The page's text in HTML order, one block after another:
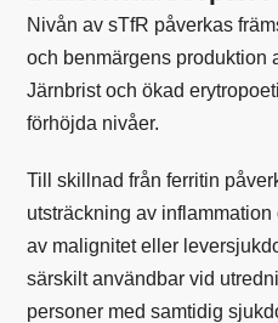
Nivån av sTfR påverkas
och benmärgens produktion
Järnbrist och ökad
förhöjda nivåer.
Till skillnad från ferritin
utsträckning av
av malignitet eller
särskilt användbar vid
personer med samtidig